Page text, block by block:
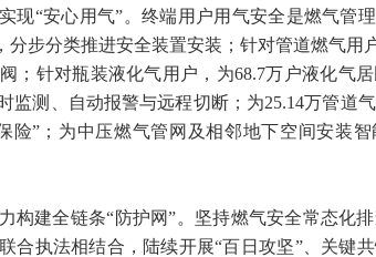
现“安心用气”。终端用户用气安全是燃气管
分步分类推进安全装置安装；针对管道燃气用
；针对瓶装液化气用户，为68.7万户液化气
监测、自动报警与远程切断；为25.14万管道
险”；为中压燃气管网及相邻地下空间安装智
构建全链条“防护网”。坚持燃气安全常态化排
合执法相结合，陆续开展“百日攻坚”、关键